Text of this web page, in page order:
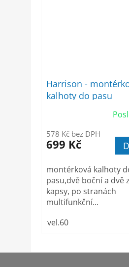
Harrison -
kalhoty do pasu
578 Kč bez DPH
699 Kč
montérková kalhoty
pasu,dvě boční a dvě
kapsy, po stranách
multifunkční...
vel.60